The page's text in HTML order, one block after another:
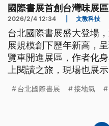
國際書展首創台灣味展
2026/2/4 12:34 文教科技
台北國際書展盛大登場
展規模創下歷年新高，
覽車開進展區，作者化
上閱讀之旅，現場也展
更多民眾。
台北國際書展 接地氣